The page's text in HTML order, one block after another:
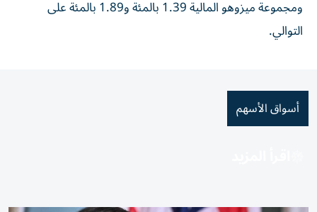
ومجموعة ميزوهو المالية 1.39 بالمئة و1.89 بالمئة على
التوالي.
أسواق الأسهم